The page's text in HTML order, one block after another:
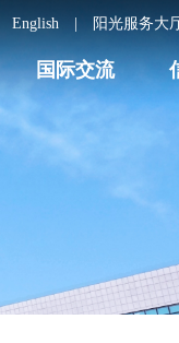
English 阳光服务大
国际交流